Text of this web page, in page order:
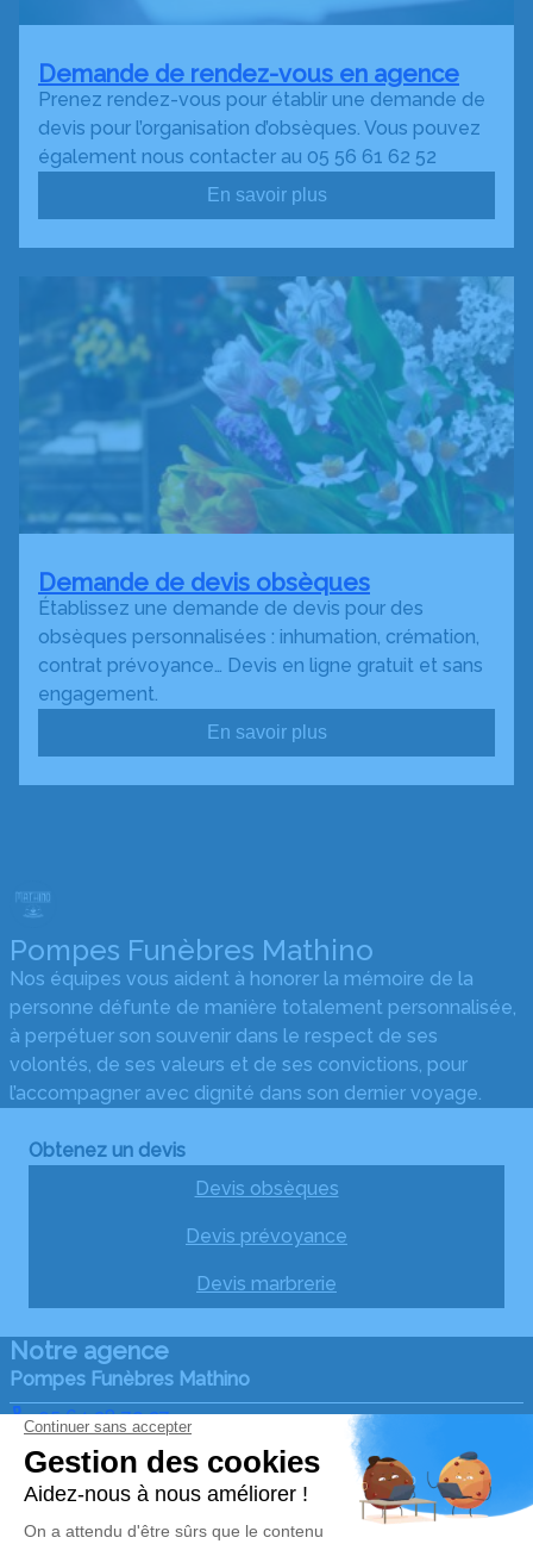
Demande de rendez-vous en agence
Prenez rendez-vous pour établir une demande de
devis pour l’organisation d’obsèques. Vous pouvez
également nous contacter au 05 56 61 62 52
En savoir plus
Demande de devis obsèques
Établissez une demande de devis pour des
obsèques personnalisées : inhumation, crémation,
contrat prévoyance… Devis en ligne gratuit et sans
engagement.
En savoir plus
Pompes Funèbres Mathino
Nos équipes vous aident à honorer la mémoire de la
personne défunte de manière totalement personnalisée,
à perpétuer son souvenir dans le respect de ses
volontés, de ses valeurs et de ses convictions, pour
l’accompagner avec dignité dans son dernier voyage.
Obtenez un devis
Devis obsèques
Devis prévoyance
Devis marbrerie
Notre agence
Pompes Funèbres Mathino
05 64 28 79 27
ets.mathino@gmail.com
2 Chemin de la Viguerie – 33580 – Monségur
4.9/5 – 138 avis
Nos Services Liens utiles